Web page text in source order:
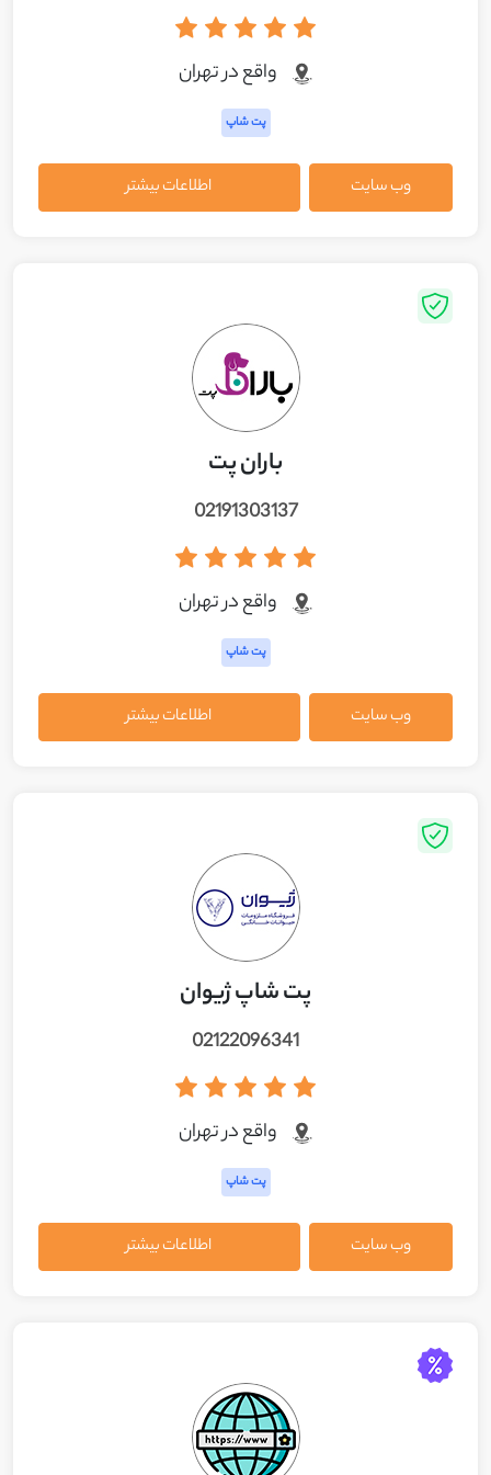
واقع در تهران
پت شاپ
وب سایت اطلاعات بیشتر
باران پت
02191303137
واقع در تهران
پت شاپ
وب سایت اطلاعات بیشتر
پت شاپ ژیوان
02122096341
واقع در تهران
پت شاپ
وب سایت اطلاعات بیشتر